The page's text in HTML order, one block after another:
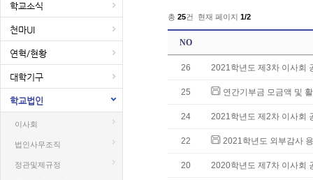
학교소식
천마UI
연혁/현황
대학기구
학교법인
이사회
법인사무조직
정관및제규정
총 25건 현재 페이지 1/2
NO
26 2021학년도 제3차 이사회
25 연간기부금 모금액 및
24 2021학년도 제2차 이사회
22 2021학년도 외부감사
20 2020학년도 제7차 이사회